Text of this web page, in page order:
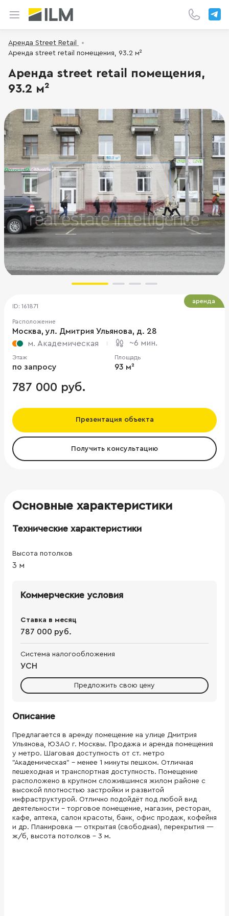
Аренда Street Retail
Аренда street retail помещения, 93.2 м²
Аренда street retail помещения,
93.2 м²
ID: 161871
Расположение
Москва, ул. Дмитрия Ульянова, д. 28
м. Академическая
~6 мин.
Этаж
по запросу
Площадь
93 м²
787 000 руб.
Презентация объекта
Получить консультацию
аренда
Основные характеристики
Технические характеристики
Высота потолков
3 м
Коммерческие условия
Ставка в месяц
787 000 руб.
Система налогообложения
УСН
Предложить свою цену
Описание
Предлагается в аренду помещение на улице Дмитрия
Ульянова, ЮЗАО г. Москвы. Продажа и аренда помещения
у метро. Шаговая доступность от ст. метро
"Академическая" - менее 1 минуты пешком. Отличная
пешеходная и транспортная доступность. Помещение
расположено в крупном сложившимся жилом районе с
высокой плотностью застройки и развитой
инфраструктурой. Отлично подойдёт под любой вид
деятельности - торговое помещение, магазин, ресторан,
кафе, аптека, салон красоты, банк, офис продаж, кофейня
и др. Планировка — открытая (свободная), перекрытия —
ж/б, высота потолков - 3 м.